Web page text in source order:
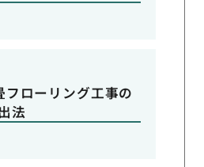
ローリング工事の
法